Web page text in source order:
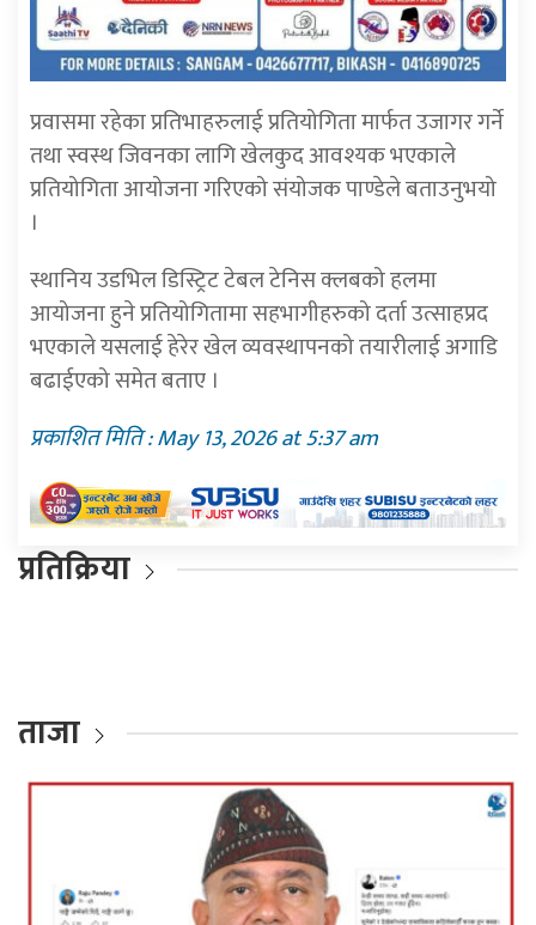
प्रवासमा रहेका प्रतिभाहरुलाई प्रतियोगिता मार्फत उजागर गर्ने
तथा स्वस्थ जिवनका लागि खेलकुद आवश्यक भएकाले
प्रतियोगिता आयोजना गरिएको संयोजक पाण्डेले बताउनुभयो
।
स्थानिय उडभिल डिस्ट्रिट टेबल टेनिस क्लबको हलमा
आयोजना हुने प्रतियोगितामा सहभागीहरुको दर्ता उत्साहप्रद
भएकाले यसलाई हेरेर खेल व्यवस्थापनको तयारीलाई अगाडि
बढाईएको समेत बताए ।
प्रकाशित मिति : May 13, 2026 at 5:37 am
प्रतिक्रिया
ताजा